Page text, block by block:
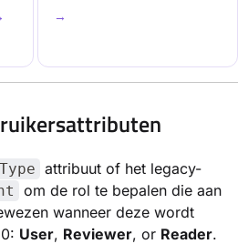
→
attribuut of het legacy-
om de rol te bepalen die aan
wanneer deze wordt
User, Reviewer, or Reader.